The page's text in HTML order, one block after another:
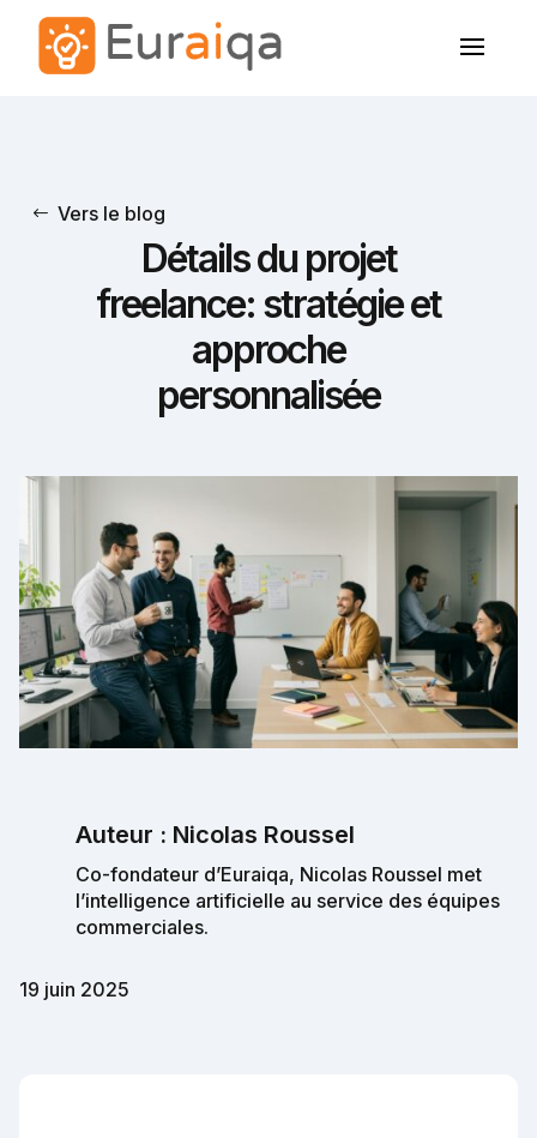
Vers le blog
Détails du projet
freelance: stratégie et
approche
personnalisée
Auteur : Nicolas Roussel
Co-fondateur d’Euraiqa, Nicolas Roussel met
l’intelligence artificielle au service des équipes
commerciales.
19 juin 2025